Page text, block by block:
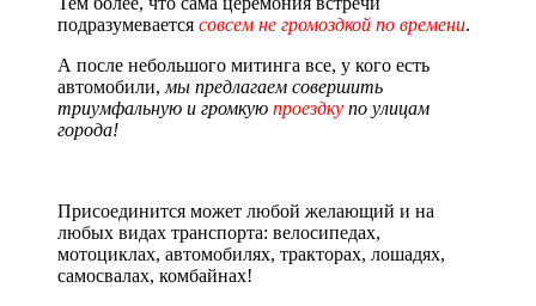
подразумевается совсем не громоздкой по времени.
А после небольшого митинга все, у кого есть
автомобили, мы предлагаем совершить
триумфальную и громкую проездку по улицам
города!
Присоединится может любой желающий и на
любых видах транспорта: велосипедах,
мотоциклах, автомобилях, тракторах, лошадях,
самосвалах, комбайнах!